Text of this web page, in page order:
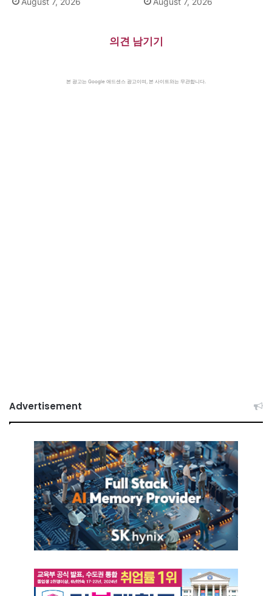
의견 남기기
본 광고는 Google 애드센스 광고이며, 본 사이트와는 무관합니다.
Advertisement